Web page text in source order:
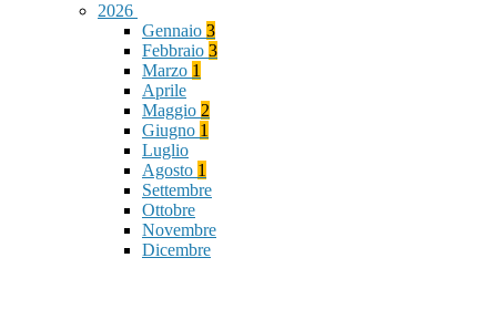
2026
Gennaio 3
Febbraio 3
Marzo 1
Aprile
Maggio 2
Giugno 1
Luglio
Agosto 1
Settembre
Ottobre
Novembre
Dicembre